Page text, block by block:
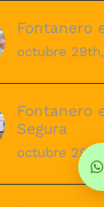
Fontanero
octubre
Fontanero
Segura
octubre 29th,